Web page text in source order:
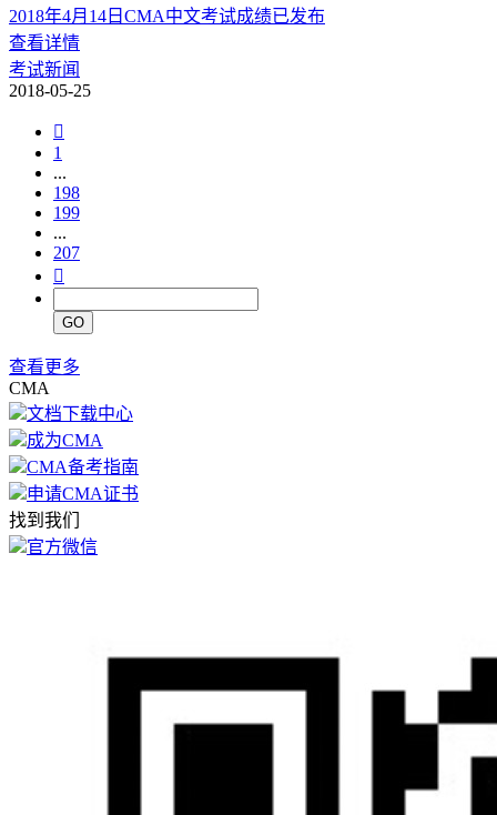
2018年4月14日CMA中文考试成绩已发布
查看详情
考试新闻
2018-05-25

1
...
198
199
...
207

GO
查看更多
CMA
文档下载中心
成为CMA
CMA备考指南
申请CMA证书
找到我们
官方微信